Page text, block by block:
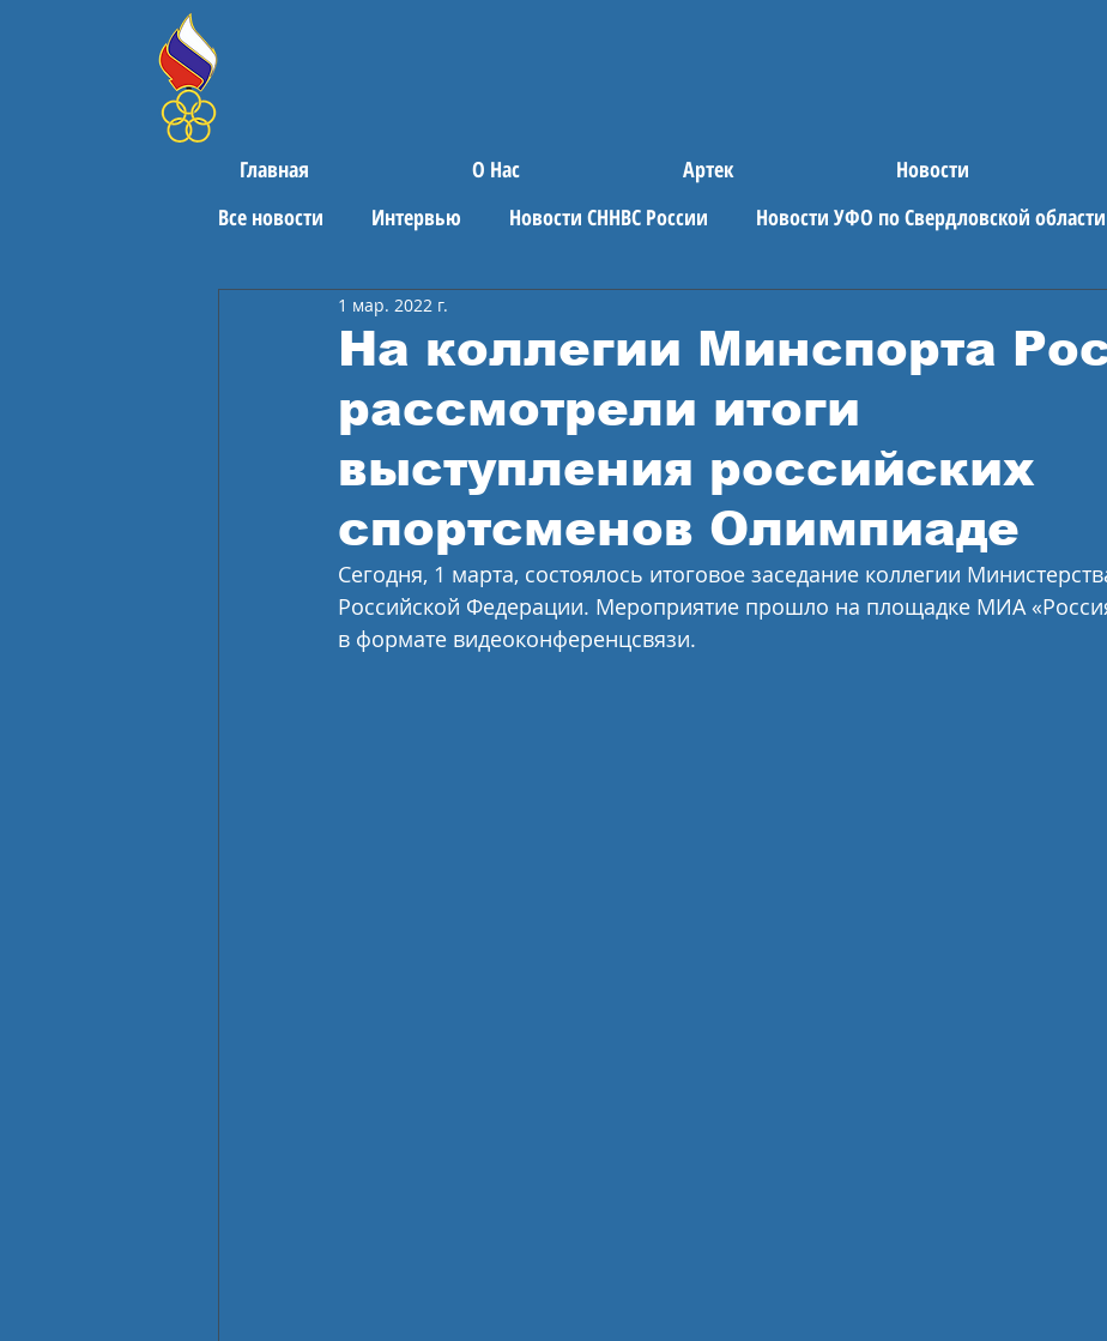
Главная О Нас Артек Новости
Все новости
Интервью Новости СННВС России Новости УФО по Свердловской области
Поздравления Спортивные новости
На коллегии Минспорта
рассмотрели итоги
выступления российских
спортсменов Олимпиаде
1 мар. 2022 г.
Сегодня, 1 марта, состоялось итоговое заседание коллегии
Российской Федерации. Мероприятие прошло на площадке МИА
в формате видеоконференцсвязи.